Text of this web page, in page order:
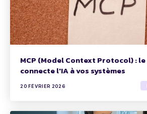
MCP (Model Context Protocol) :
connecte l'IA à vos systèmes
20 FÉVRIER 2026